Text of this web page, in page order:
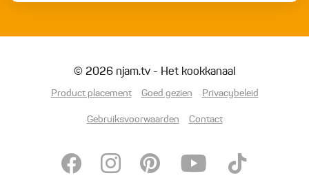
© 2026 njam.tv - Het kookkanaal
Product placement Goed gezien Privacybeleid
Gebruiksvoorwaarden Contact